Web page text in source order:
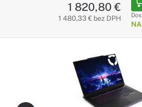
1 820,80 €
1 480,33 € bez DPH